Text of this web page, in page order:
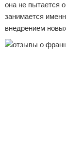
она не пытается
занимается
внедрением